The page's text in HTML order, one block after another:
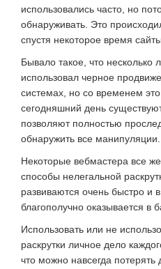
использовались часто, но
обнаруживать. Это
спустя некоторое время
Бывало такое, что несколько
использовал черное
системах, но со временем
сегодняшний день
позволяют полностью
обнаружить все манипуляции.
Некоторые вебмастера все
способы нелегальной
развиваются очень быстро и
благополучно оказывается в
Использовать или не
раскрутки личное дело
что можно навсегда